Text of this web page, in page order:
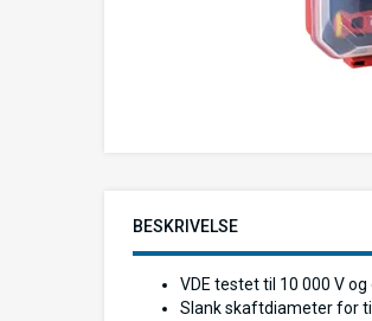
BESKRIVELSE
VDE testet til 10 000 V
Slank skaftdiameter for